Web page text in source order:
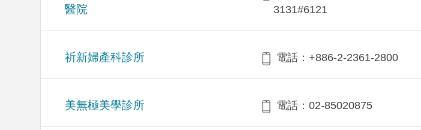
醫院
3131#6121
祈新婦產科診所 電話：+886-2-2361-2800
美無極美學診所 電話：02-85020875